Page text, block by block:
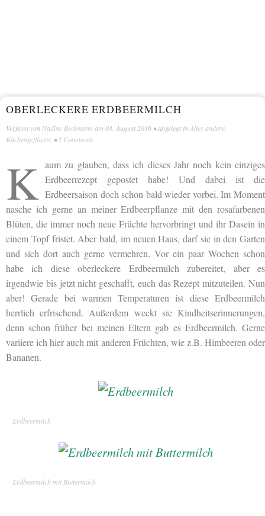
OBERLECKERE ERDBEERMILCH
Verfasst von Nadine Beckmann am 03. August 2016 • Abgelegt in Alles andere
Küchengeflüster, •2 Comments
K aum zu glauben, dass ich dieses Jahr noch kein einziges
Erdbeerrezept gepostet habe! Und dabei ist die
Erdbeersaison doch schon bald wieder vorbei. Im Moment
nasche ich gerne an meiner Erdbeerpflanze mit den rosafarbenen
Blüten, die immer noch neue Früchte hervorbringt und ihr Dasein in
einem Topf fristet. Aber bald, im neuen Haus, darf sie in den Garten
und sich dort auch gerne vermehren. Vor ein paar Wochen schon
habe ich diese oberleckere Erdbeermilch zubereitet, aber es
irgendwie bis jetzt nicht geschafft, euch das Rezept mitzuteilen. Nun
aber! Gerade bei warmen Temperaturen ist diese Erdbeermilch
herrlich erfrischend. Außerdem weckt sie Kindheitserinnerungen,
denn schon früher bei meinen Eltern gab es Erdbeermilch. Gerne
variiere ich hier auch mit anderen Früchten, wie z.B. Himbeeren oder
Bananen.
Erdbeermilch
Erdbeermilch mit Buttermilch